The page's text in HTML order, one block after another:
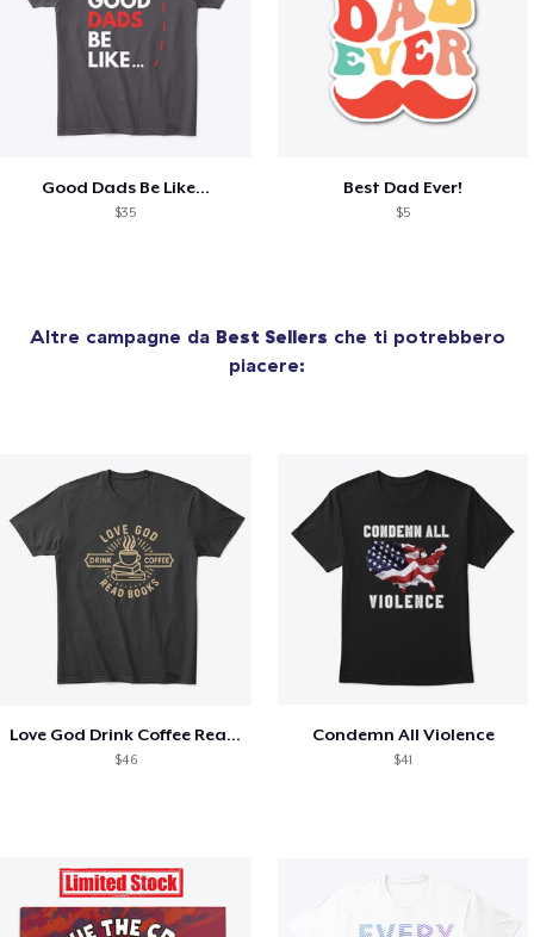
Good Dads Be Like...
$35
Best Dad Ever!
$5
Altre campagne da Best Sellers che ti potrebbero
piacere:
Love God Drink Coffee Read Books
$46
Condemn All Violence
$41